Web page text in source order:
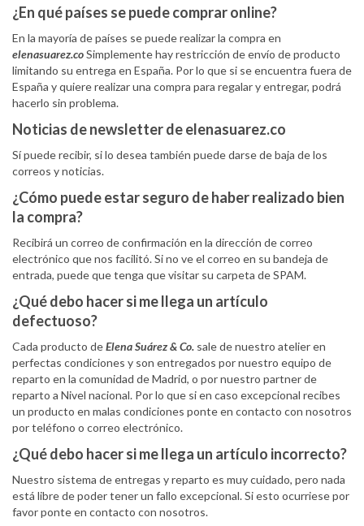
¿En qué países se puede comprar online?
En la mayoría de países se puede realizar la compra en
elenasuarez.coSimplemente hay restricción de envío de producto
limitando su entrega en España. Por lo que si se encuentra fuera de
España y quiere realizar una compra para regalar y entregar, podrá
hacerlo sin problema.
Noticias de newsletter de elenasuarez.co
Sí puede recibir, si lo desea también puede darse de baja de los
correos y noticias.
¿Cómo puede estar seguro de haber realizado bien
la compra?
Recibirá un correo de confirmación en la dirección de correo
electrónico que nos facilitó. Si no ve el correo en su bandeja de
entrada, puede que tenga que visitar su carpeta de SPAM.
¿Qué debo hacer si me llega un artículo
defectuoso?
Cada producto deElena Suárez & Co. sale de nuestro atelier en
perfectas condiciones y son entregados por nuestro equipo de
reparto en la comunidad de Madrid, o por nuestro partner de
reparto a Nivel nacional. Por lo que si en caso excepcional recibes
un producto en malas condiciones ponte en contacto con nosotros
por teléfono o correo electrónico.
¿Qué debo hacer si me llega un artículo incorrecto?
Nuestro sistema de entregas y reparto es muy cuidado, pero nada
está libre de poder tener un fallo excepcional. Si esto ocurriese por
favor ponte en contacto con nosotros.